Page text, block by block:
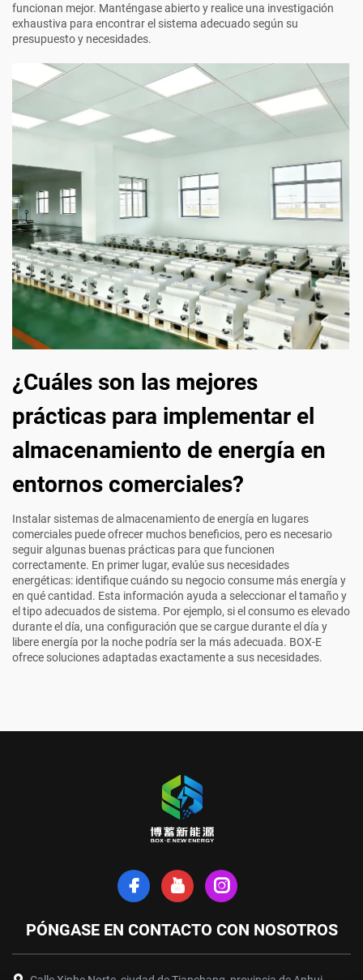
funcionan mejor. Manténgase abierto y realice una investigación
exhaustiva para encontrar el sistema adecuado según su
presupuesto y necesidades.
¿Cuáles son las mejores
prácticas para implementar el
almacenamiento de energía en
entornos comerciales?
Instalar sistemas de almacenamiento de energía en lugares
comerciales puede ofrecer muchos beneficios, pero es necesario
seguir algunas buenas prácticas para que funcionen
correctamente. En primer lugar, evalúe sus necesidades
energéticas: identifique cuándo su negocio consume más energía y
en qué cantidad. Esta información ayuda a seleccionar el tamaño y
el tipo adecuados de sistema. Por ejemplo, si el consumo es elevado
durante el día, una configuración que se cargue durante el día y
libere energía por la noche podría ser la más adecuada. BOX-E
ofrece soluciones adaptadas exactamente a sus necesidades.
PÓNGASE EN CONTACTO CON NOSOTROS